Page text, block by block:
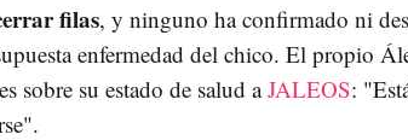
filas, y ninguno ha confirmado ni
enfermedad del chico. El propio
sobre su estado de salud aJALEOS: "